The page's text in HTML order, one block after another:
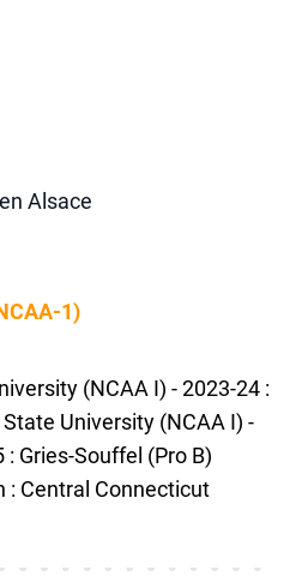
Alsace
1)
(NCAA I) - 2023-24 :
University (NCAA I) -
Gries-Souffel (Pro B)
: Central Connecticut